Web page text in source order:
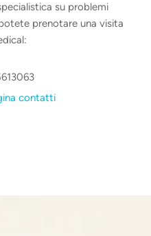
su problemi
prenotare una visita
contatti